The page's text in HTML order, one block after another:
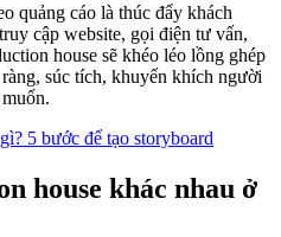
quảng cáo là thúc đẩy khách
cập website, gọi điện tư vấn,
house sẽ khéo léo lồng ghép
súc tích, khuyến khích người
5 bước để tạo storyboard
house khác nhau ở